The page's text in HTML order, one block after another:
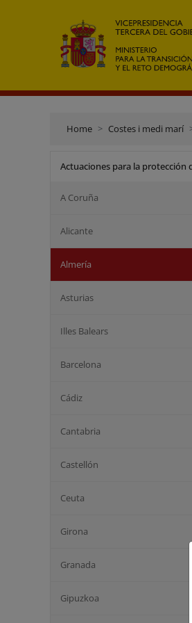
Home Costes i medi marí
Actuaciones para la protección
A Coruña
Alicante
Almería
Asturias
Illes Balears
Barcelona
Cádiz
Cantabria
Castellón
Ceuta
Girona
Granada
Gipuzkoa